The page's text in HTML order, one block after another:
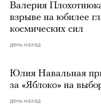
Валерия
взрыве на юбилее
космических сил
день назад
Юлия Навальная
за «Яблоко» на
день назад